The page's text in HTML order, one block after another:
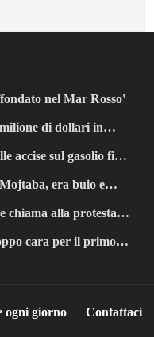
nel Mar Rosso'
di dollari in
accise sul gasolio fino
era buio e
chiama alla protesta a
cara per il primo
ogni giorno Contattaci